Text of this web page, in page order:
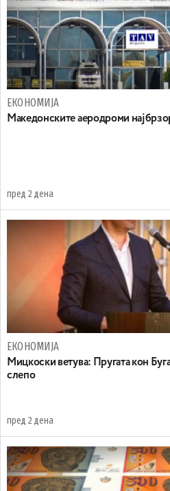
ЕКОНОМИЈА
Maкедонските аеродроми
пред 2 дена
ЕКОНОМИЈА
Mицкоски ветува: Пругата кон
слепо
пред 2 дена